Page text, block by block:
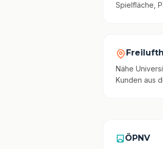
Spielfläche,
Nähe
Kunden aus
ÖPNV